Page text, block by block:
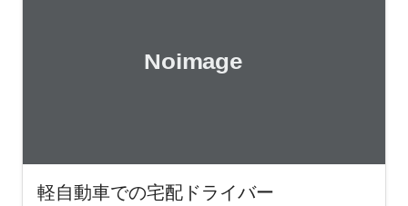
軽自動車での宅配ドライバー